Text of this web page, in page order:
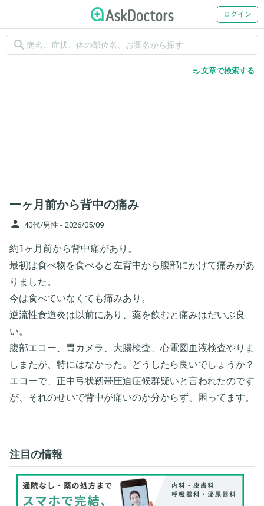
ログイン
search
edit_note文章で検索する
一ヶ月前から背中の痛み
person 40代/男性 - 2026/05/09
約1ヶ月前から背中痛があり。
最初は食べ物を食べると左背中から腹部にかけて痛みがあ
りました。
今は食べていなくても痛みあり。
逆流性食道炎は以前にあり、薬を飲むと痛みはだいぶ良
い。
腹部エコー、胃カメラ、大腸検査、心電図血液検査やりま
しまたが、特にはなかった。どうしたら良いでしょうか？
エコーで、正中弓状靭帯圧迫症候群疑いと言われたのです
が、それのせいで背中が痛いのか分からず、困ってます。
注目の情報